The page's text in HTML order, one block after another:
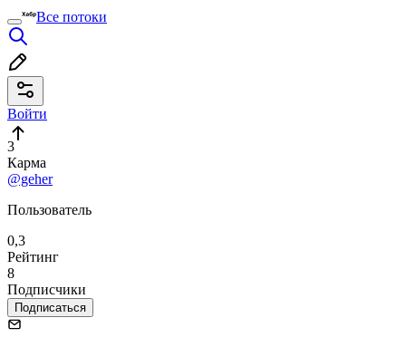
Все потоки
Войти
3
Карма
@geher
Пользователь
0,3
Рейтинг
8
Подписчики
Подписаться